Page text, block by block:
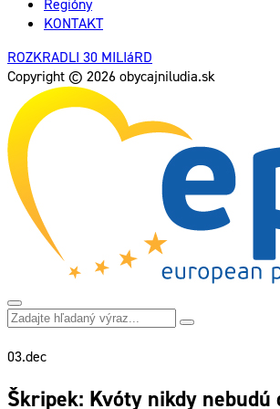
Regióny
KONTAKT
ROZKRADLI 30 MILIáRD
Copyright © 2026 obycajniludia.sk
03.dec
Škripek: Kvóty nikdy